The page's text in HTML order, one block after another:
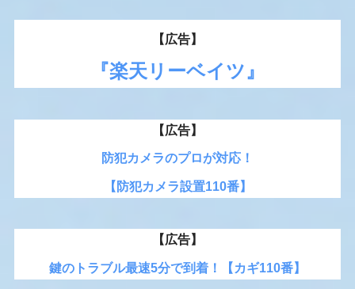
【広告】
『楽天リーベイツ』
【広告】
防犯カメラのプロが対応！
【防犯カメラ設置110番】
【広告】
鍵のトラブル最速5分で到着！【カギ110番】